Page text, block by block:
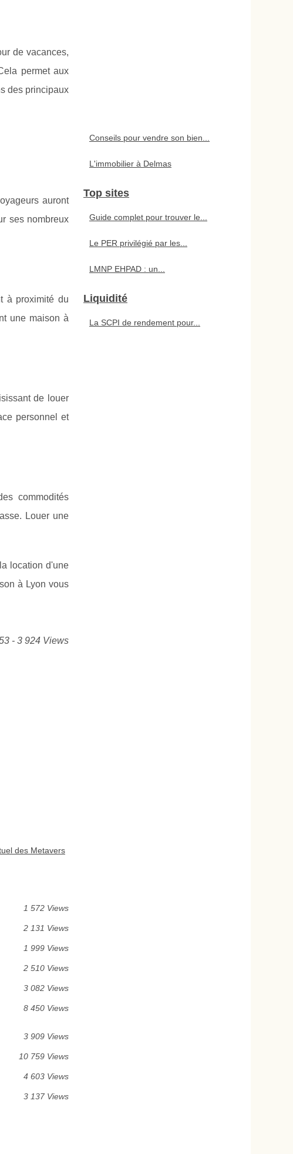
de vacances,
permet aux
des principaux
auront
ses nombreux
à proximité du
une maison à
de louer
personnel et
commodités
Louer une
location d'une
à Lyon vous
- 3 924 Views
des Metavers
1 572 Views
2 131 Views
1 999 Views
2 510 Views
3 082 Views
8 450 Views
3 909 Views
10 759 Views
4 603 Views
3 137 Views
Conseils pour vendre son bien...
L'immobilier à Delmas
Top sites
Guide complet pour trouver le...
Le PER privilégié par les...
LMNP EHPAD : un...
Liquidité
La SCPI de rendement pour...